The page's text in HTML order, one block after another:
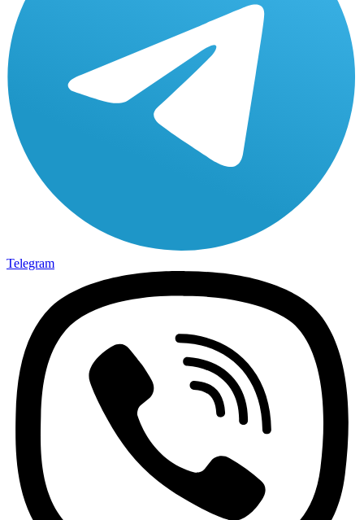
Telegram